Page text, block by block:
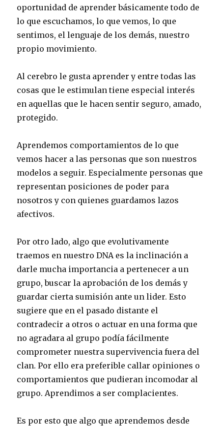
oportunidad de aprender básicamente todo de
lo que escuchamos, lo que vemos, lo que
sentimos, el lenguaje de los demás, nuestro
propio movimiento.
Al cerebro le gusta aprender y entre todas las
cosas que le estimulan tiene especial interés
en aquellas que le hacen sentir seguro, amado,
protegido.
Aprendemos comportamientos de lo que
vemos hacer a las personas que son nuestros
modelos a seguir. Especialmente personas que
representan posiciones de poder para
nosotros y con quienes guardamos lazos
afectivos.
Por otro lado, algo que evolutivamente
traemos en nuestro DNA es la inclinación a
darle mucha importancia a pertenecer a un
grupo, buscar la aprobación de los demás y
guardar cierta sumisión ante un lider. Esto
sugiere que en el pasado distante el
contradecir a otros o actuar en una forma que
no agradara al grupo podía fácilmente
comprometer nuestra supervivencia fuera del
clan. Por ello era preferible callar opiniones o
comportamientos que pudieran incomodar al
grupo. Aprendimos a ser complacientes.
Es por esto que algo que aprendemos desde